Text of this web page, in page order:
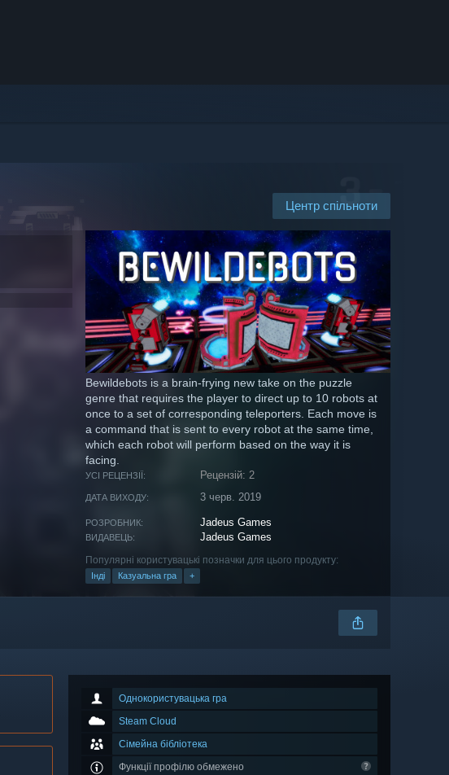
Центр спільноти
Bewildebots is a brain-frying new take on the puzzle
genre that requires the player to direct up to 10 robots at
once to a set of corresponding teleporters. Each move is
a command that is sent to every robot at the same time,
which each robot will perform based on the way it is
facing.
УСІ РЕЦЕНЗІЇ: Рецензій: 2
ДАТА ВИХОДУ: 3 черв. 2019
РОЗРОБНИК: Jadeus Games
ВИДАВЕЦЬ: Jadeus Games
Популярні користувацькі позначки для цього продукту:
Інді Казуальна гра +
Однокористувацька гра
Steam Cloud
Сімейна бібліотека
Функції профілю обмежено